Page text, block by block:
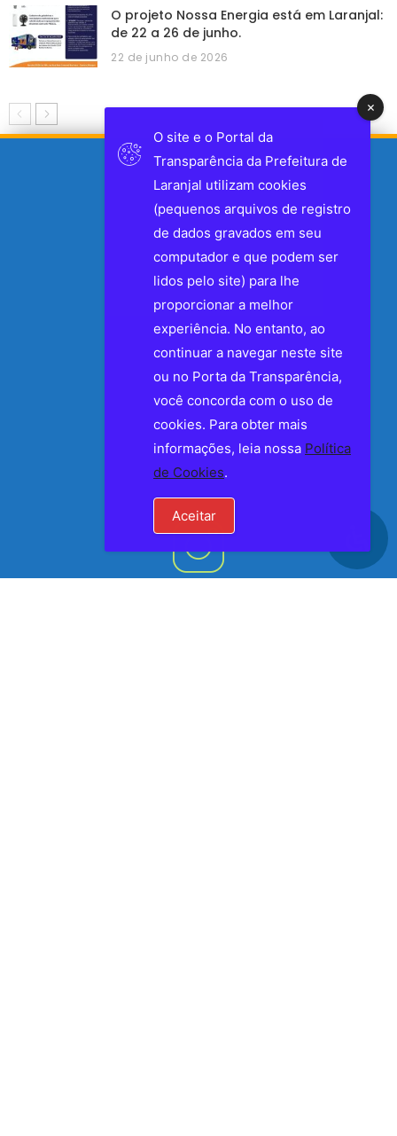
O projeto Nossa Energia está em Laranjal:
de 22 a 26 de junho.
22 de junho de 2026
O site e o Portal da
Transparência da Prefeitura de
Laranjal utilizam cookies
(pequenos arquivos de registro
de dados gravados em seu
computador e que podem ser
lidos pelo site) para lhe
proporcionar a melhor
experiência. No entanto, ao
continuar a navegar neste site
ou no Porta da Transparência,
você concorda com o uso de
cookies. Para obter mais
informações, leia nossa Política
de Cookies.
Aceitar